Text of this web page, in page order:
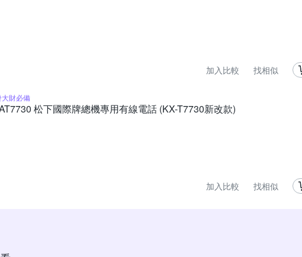
加入比較 找相似
財必備
松下國際牌總機專用有線電話 (KX-T7730新改款)
加入比較 找相似